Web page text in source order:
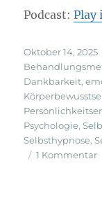
Podcast:Play
Veröffentlicht
am
Oktober 14, 2025
Dankbarkeit,
Psychologie,
Selbsthypnose,
1 Kommentarzu